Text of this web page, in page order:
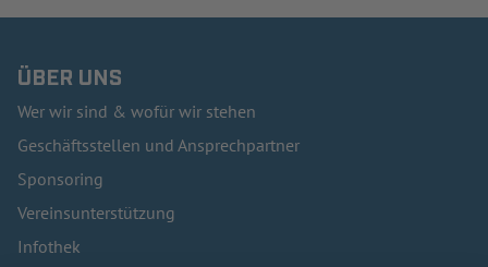
ÜBER UNS
Wer wir sind & wofür wir stehen
Geschäftsstellen und Ansprechpartner
Sponsoring
Vereinsunterstützung
Infothek